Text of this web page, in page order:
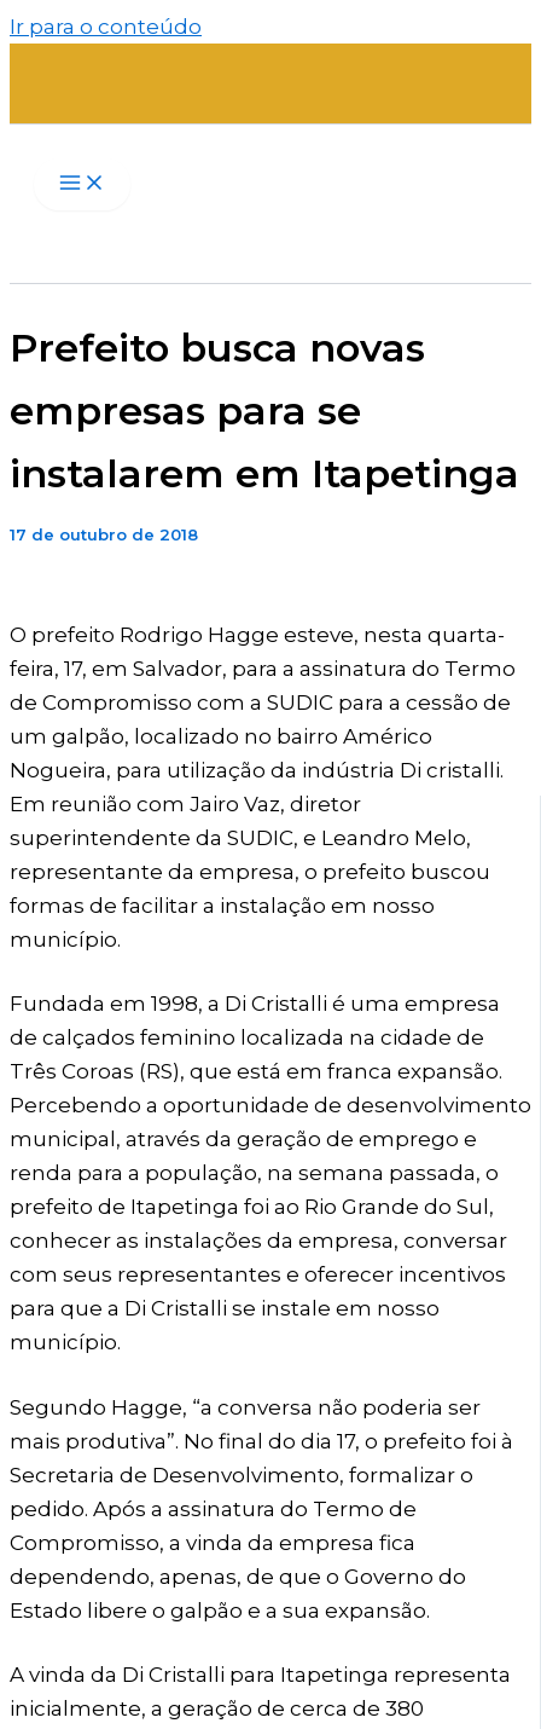
Ir para o conteúdo
Prefeito busca novas
empresas para se
instalarem em Itapetinga
17 de outubro de 2018
O prefeito Rodrigo Hagge esteve, nesta quarta-
feira, 17, em Salvador, para a assinatura do Termo
de Compromisso com a SUDIC para a cessão de
um galpão, localizado no bairro Américo
Nogueira, para utilização da indústria Di cristalli.
Em reunião com Jairo Vaz, diretor
superintendente da SUDIC, e Leandro Melo,
representante da empresa, o prefeito buscou
formas de facilitar a instalação em nosso
município.
Fundada em 1998, a Di Cristalli é uma empresa
de calçados feminino localizada na cidade de
Três Coroas (RS), que está em franca expansão.
Percebendo a oportunidade de desenvolvimento
municipal, através da geração de emprego e
renda para a população, na semana passada, o
prefeito de Itapetinga foi ao Rio Grande do Sul,
conhecer as instalações da empresa, conversar
com seus representantes e oferecer incentivos
para que a Di Cristalli se instale em nosso
município.
Segundo Hagge, “a conversa não poderia ser
mais produtiva”. No final do dia 17, o prefeito foi à
Secretaria de Desenvolvimento, formalizar o
pedido. Após a assinatura do Termo de
Compromisso, a vinda da empresa fica
dependendo, apenas, de que o Governo do
Estado libere o galpão e a sua expansão.
A vinda da Di Cristalli para Itapetinga representa
inicialmente, a geração de cerca de 380